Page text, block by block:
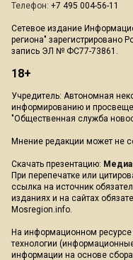
Телефон: +7 495 004-56-11
Сетевое издание
региона" зарегистрировано
запись ЭЛ № ФС77-73861.
18+
Учредитель: Автономная
информированию и
"Общественная служба
Мнение редакции может не
Скачать презентацию:
При перепечатке или
ссылка на источник
изданиях и на сайтах
Mosregion.info.
На информационном
технологии
информации на основе